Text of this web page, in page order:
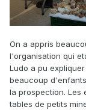
On a appris
l'organisation qui
Ludo a pu
beaucoup
la prospection. Les
tables de petits